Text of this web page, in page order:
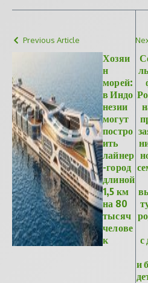
Previous Article
Хозяи
н
морей:
в Индо
незии
могут
постро
ить
лайнер
-город
длиной
1,5 км
на 80
тысяч
челове
к
с
и